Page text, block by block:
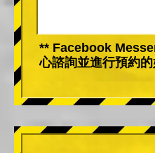
** Facebook
心諮詢並進行預約的